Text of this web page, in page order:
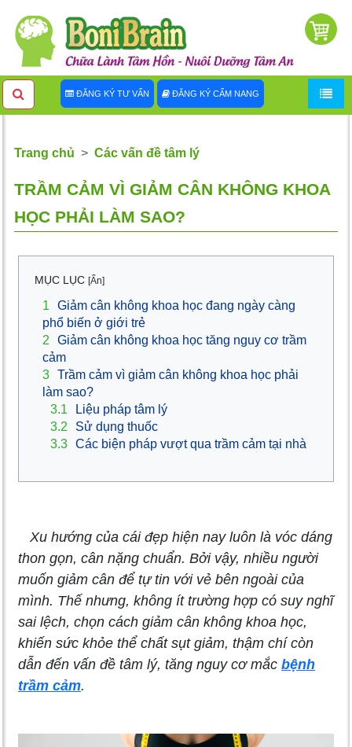
ĐĂNG KÝ TƯ VẤN ĐĂNG KÝ CẨM NANG
Trang chủ Các vấn đề tâm lý
TRẦM CẢM VÌ GIẢM CÂN KHÔNG KHOA
HỌC PHẢI LÀM SAO?
MỤC LỤC [Ẩn]
1
Giảm cân không khoa học đang ngày càng
phổ biến ở giới trẻ
2
Giảm cân không khoa học tăng nguy cơ trầm
cảm
3 Trầm cảm vì giảm cân không khoa học phải
làm sao?
3.1
Liệu pháp tâm lý
3.2
Sử dụng thuốc
3.3 Các biện pháp vượt qua trầm cảm tại nhà
Xu hướng của cái đẹp hiện nay luôn là vóc dáng
thon gọn, cân nặng chuẩn. Bởi vậy, nhiều người
muốn giảm cân để tự tin với vẻ bên ngoài của
mình. Thế nhưng, không ít trường hợp có suy nghĩ
sai lệch, chọn cách giảm cân không khoa học,
khiến sức khỏe thể chất sụt giảm, thậm chí còn
dẫn đến vấn đề tâm lý, tăng nguy cơ mắc bệnh
trầm cảm.